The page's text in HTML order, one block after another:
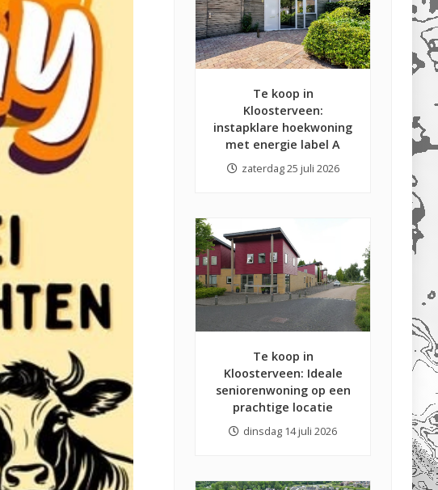
Te koop in
Kloosterveen:
instapklare hoekwoning
met energie label A
zaterdag 25 juli 2026
Te koop in
Kloosterveen: Ideale
seniorenwoning op een
prachtige locatie
dinsdag 14 juli 2026